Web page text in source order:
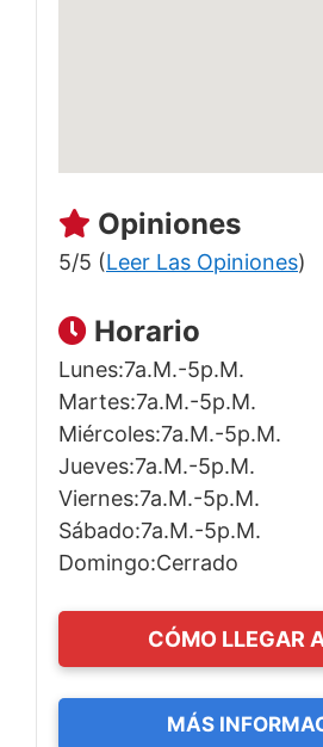
Opiniones
5/5 (Leer Las Opiniones)
Horario
Lunes:7a.m.-5p.m.
Martes:7a.m.-5p.m.
Miércoles:7a.m.-5p.m.
Jueves:7a.m.-5p.m.
Viernes:7a.m.-5p.m.
Sábado:7a.m.-5p.m.
Domingo:Cerrado
CÓMO LLEGAR
MÁS